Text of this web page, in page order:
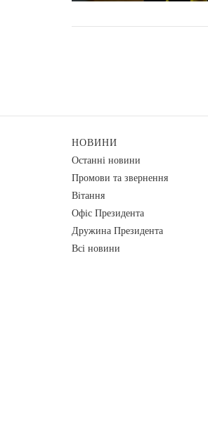
НОВИНИ
Останні новини
Промови та звернення
Вiтання
Офіс Президента
Дружина Президента
Всі новини